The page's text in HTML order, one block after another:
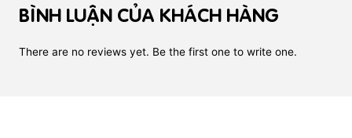
BÌNH LUẬN CỦA KHÁCH HÀNG
There are no reviews yet. Be the first one to write one.